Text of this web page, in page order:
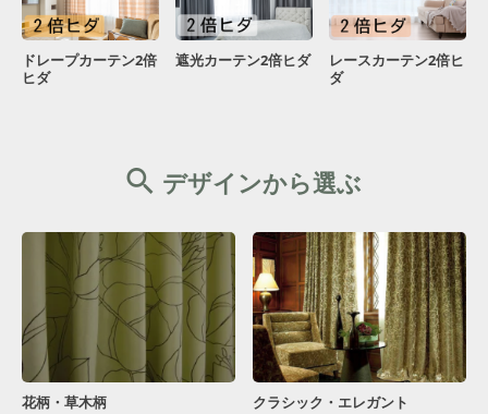
ドレープカーテン2倍
ヒダ
遮光カーテン2倍ヒダ
レースカーテン2倍ヒ
ダ
デザインから選ぶ
花柄・草木柄 クラシック・エレガント